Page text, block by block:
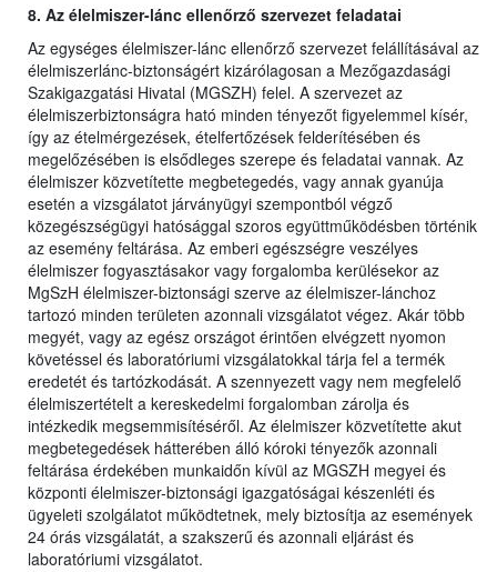
8. Az élelmiszer-lánc ellenőrző szervezet feladatai
Az egységes élelmiszer-lánc ellenőrző szervezet felállításával az
élelmiszerlánc-biztonságért kizárólagosan a Mezőgazdasági
Szakigazgatási Hivatal (MGSZH) felel. A szervezet az
élelmiszerbiztonságra ható minden tényezőt figyelemmel kísér,
így az ételmérgezések, ételfertőzések felderítésében és
megelőzésében is elsődleges szerepe és feladatai vannak. Az
élelmiszer közvetítette megbetegedés, vagy annak gyanúja
esetén a vizsgálatot járványügyi szempontból végző
közegészségügyi hatósággal szoros együttműködésben történik
az esemény feltárása. Az emberi egészségre veszélyes
élelmiszer fogyasztásakor vagy forgalomba kerülésekor az
MgSzH élelmiszer-biztonsági szerve az élelmiszer-lánchoz
tartozó minden területen azonnali vizsgálatot végez. Akár több
megyét, vagy az egész országot érintően elvégzett nyomon
követéssel és laboratóriumi vizsgálatokkal tárja fel a termék
eredetét és tartózkodását. A szennyezett vagy nem megfelelő
élelmiszertételt a kereskedelmi forgalomban zárolja és
intézkedik megsemmisítéséről. Az élelmiszer közvetítette akut
megbetegedések hátterében álló kóroki tényezők azonnali
feltárása érdekében munkaidőn kívül az MGSZH megyei és
központi élelmiszer-biztonsági igazgatóságai készenléti és
ügyeleti szolgálatot működtetnek, mely biztosítja az események
24 órás vizsgálatát, a szakszerű és azonnali eljárást és
laboratóriumi vizsgálatot.